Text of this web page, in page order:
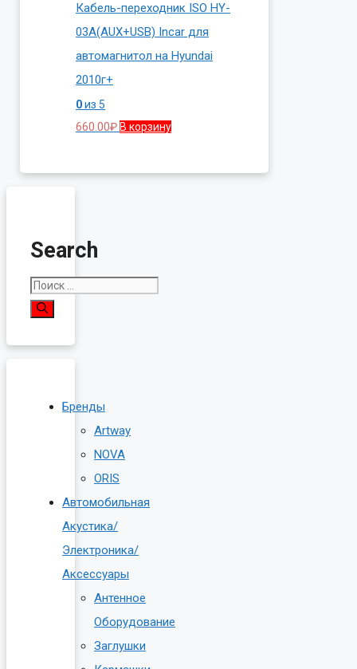
Кабель-переходник ISO HY-
03A(AUX+USB) Incar для
автомагнитол на Hyundai
2010г+
0из 5
660.00₽ В корзину
Search
Поиск:
Бренды
Artway
NOVA
ORIS
Автомобильная
Акустика/
Электроника/
Аксессуары
Антенное
Оборудование
Заглушки